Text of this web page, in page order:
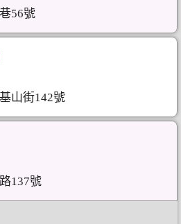
56號
山街142號
137號